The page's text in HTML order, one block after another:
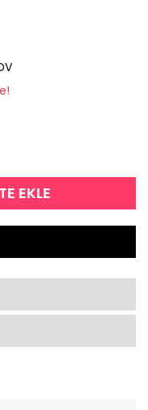
EKLE